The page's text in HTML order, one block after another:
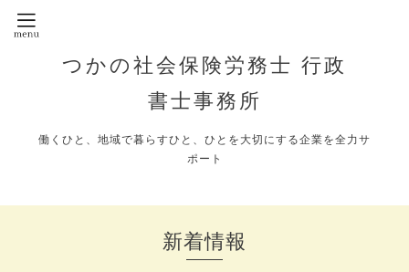
つかの社会保険労務士 行政
書士事務所
働くひと、地域で暮らすひと、ひとを大切にする企業を全力サ
ポート
新着情報